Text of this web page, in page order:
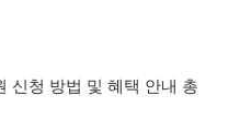
신청 방법 및 혜택 안내 총